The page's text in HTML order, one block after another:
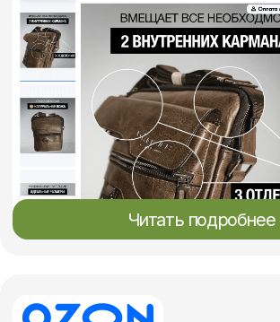
Аналитика продаж
Оценка эффективности
и оборачиваемости
товарного запаса
матрицы и ценообразованию
и цен, участие в акциях
Анализ экономики продаж
с разбивкой по товарам
Консультации по документообороту,
отгрузкам и т.д.
Сопровождение отгрузок